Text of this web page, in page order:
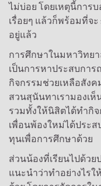
ไม่บ่อย โดยเหตุนี้การ
เรื่อยๆ แล้วก็พร้อมที่จะ
อยู่แล้ว
การศึกษาในมหาวิทยา
เป็นการหาประสบกา
กิจกรรมช่วยเหลือสัง
สวนสุนันทาเรามองเ
รวมทั้งให้นิสิตได้ทำกิ
เพื่อนพ้องใหม่ได้ประ
ทุนเพื่อการศึกษาด้วย
ส่วนน้องที่เรียนไปด้ว
แนะนำว่าทำอย่างไรใ